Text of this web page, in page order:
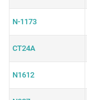
N-1173
CT24A
N1612